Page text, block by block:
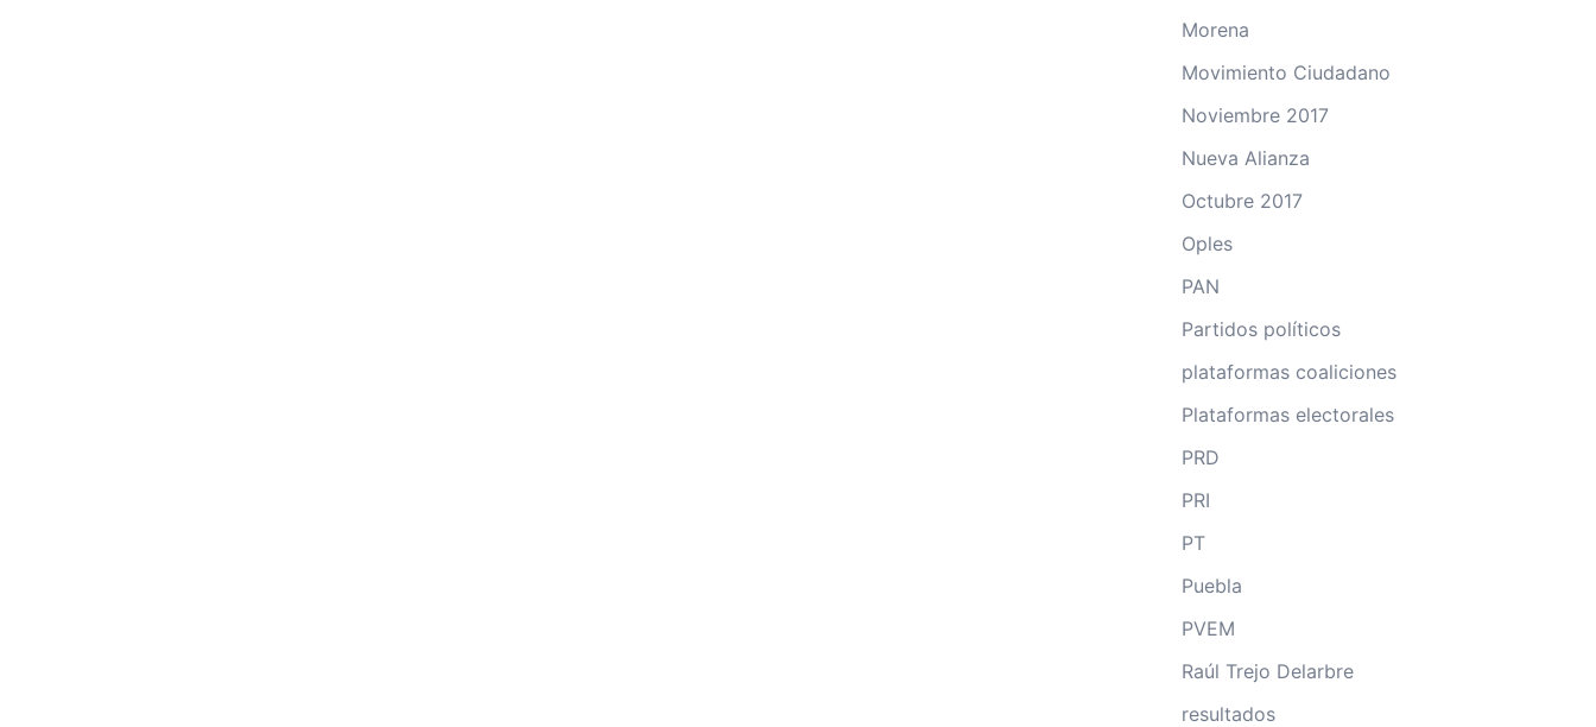
Morena
Movimiento Ciudadano
Noviembre 2017
Nueva Alianza
Octubre 2017
Oples
PAN
Partidos políticos
plataformas coaliciones
Plataformas electorales
PRD
PRI
PT
Puebla
PVEM
Raúl Trejo Delarbre
resultados